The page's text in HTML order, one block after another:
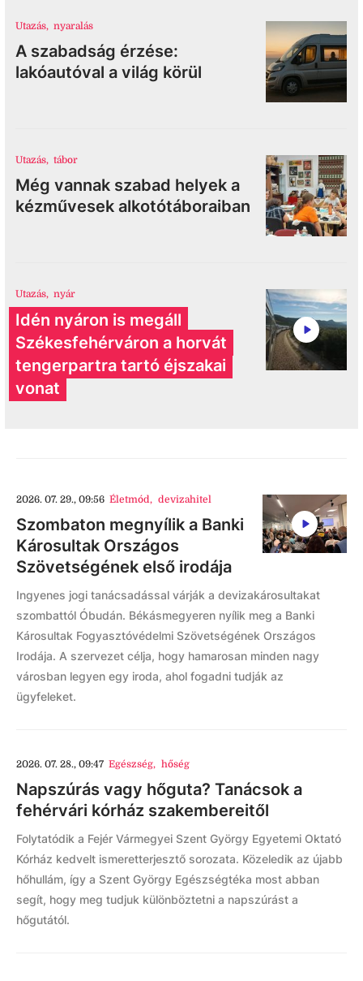
Utazás, nyaralás
A szabadság érzése:
lakóautóval a világ körül
Utazás, tábor
Még vannak szabad helyek a
kézművesek alkotótáboraiban
Utazás, nyár
Idén nyáron is megáll
Székesfehérváron a horvát
tengerpartra tartó éjszakai
vonat
2026. 07. 29., 09:56 Életmód, devizahitel
Szombaton megnyílik a Banki
Károsultak Országos
Szövetségének első irodája
Ingyenes jogi tanácsadással várják a devizakárosultakat
szombattól Óbudán. Békásmegyeren nyílik meg a Banki
Károsultak Fogyasztóvédelmi Szövetségének Országos
Irodája. A szervezet célja, hogy hamarosan minden nagy
városban legyen egy iroda, ahol fogadni tudják az
ügyfeleket.
2026. 07. 28., 09:47 Egészség, hőség
Napszúrás vagy hőguta? Tanácsok a
fehérvári kórház szakembereitől
Folytatódik a Fejér Vármegyei Szent György Egyetemi Oktató
Kórház kedvelt ismeretterjesztő sorozata. Közeledik az újabb
hőhullám, így a Szent György Egészségtéka most abban
segít, hogy meg tudjuk különböztetni a napszúrást a
hőgutától.